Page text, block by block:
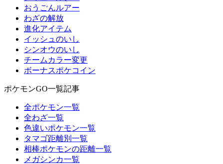
おうごんルアー
わざの解放
進化アイテム
イッシュのいし
シンオウのいし
チームカラー変更
ボーナスポケコイン
ポケモンGO一覧記事
全ポケモン一覧
全わざ一覧
色違いポケモン一覧
タマゴ距離別一覧
相棒ポケモンの距離一覧
メガシンカ一覧